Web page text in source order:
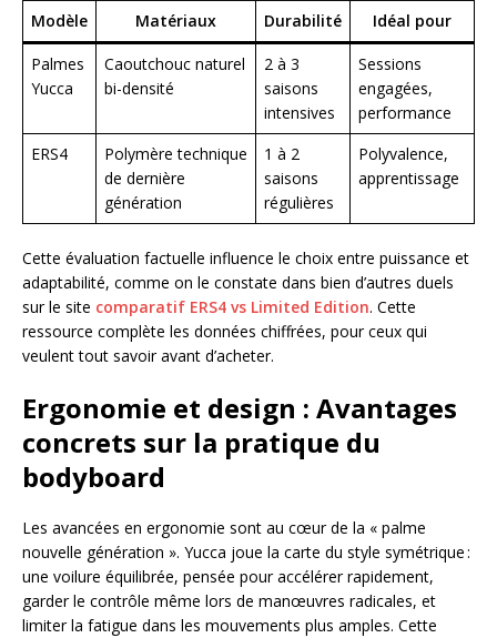
Modèle Matériaux Durabilité Idéal pour
Palmes
Yucca
Caoutchouc naturel
bi-densité
2 à 3
saisons
intensives
Sessions
engagées,
performance
ERS4
Polymère technique
de dernière
génération
1 à 2
saisons
régulières
Polyvalence,
apprentissage
Cette évaluation factuelle influence le choix entre puissance et
adaptabilité, comme on le constate dans bien d’autres duels
sur le site comparatif ERS4 vs Limited Edition. Cette
ressource complète les données chiffrées, pour ceux qui
veulent tout savoir avant d’acheter.
Ergonomie et design : Avantages
concrets sur la pratique du
bodyboard
Les avancées en ergonomie sont au cœur de la « palme
nouvelle génération ». Yucca joue la carte du style symétrique :
une voilure équilibrée, pensée pour accélérer rapidement,
garder le contrôle même lors de manœuvres radicales, et
limiter la fatigue dans les mouvements plus amples. Cette